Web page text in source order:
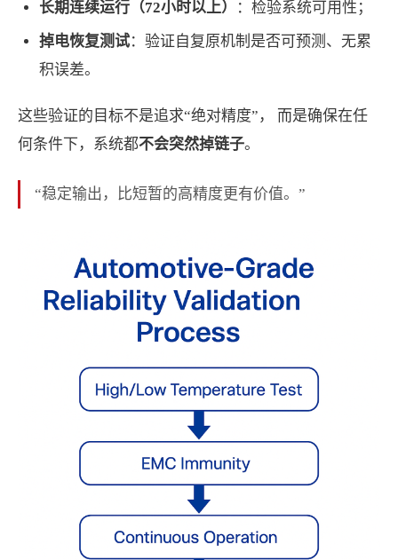
长期连续运行（72小时以上）
：检验系统可用性；
掉电恢复测试：验证自复原机制是否可预测、无累
积误差。
这些验证的目标不是追求“绝对精度”， 而是确保在任
何条件下，系统都不会突然掉链子。
“稳定输出，比短暂的高精度更有价值。”